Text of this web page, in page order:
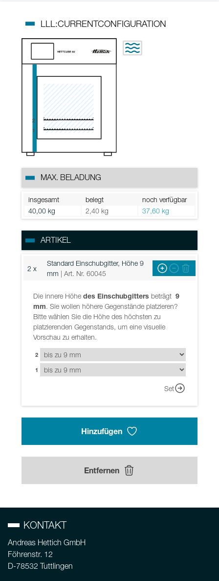
LLL:CURRENTCONFIGURATION
1
2
MAX. BELADUNG
insgesamt belegt
noch verfügbar
40,00 kg
2,40 kg 37,60 kg
ARTIKEL
2 x
Standard Einschubgitter, Höhe 9
mm | Art. Nr. 60045
Die innere Höhe des Einschubgitters beträgt 9
mm. Sie wollen höhere Gegenstände platzieren?
Bitte wählen Sie die Höhe des höchsten zu
platzierenden Gegenstands, um eine visuelle
Vorschau zu erhalten.
1
2
Set
Hinzufügen
Entfernen
KONTAKT
Andreas Hettich GmbH
Föhrenstr. 12
D-78532 Tuttlingen